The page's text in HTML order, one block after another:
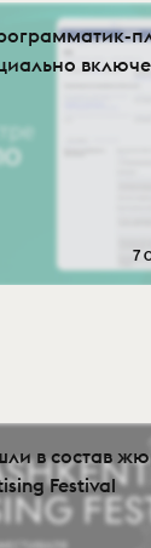
7
в состав
Festival